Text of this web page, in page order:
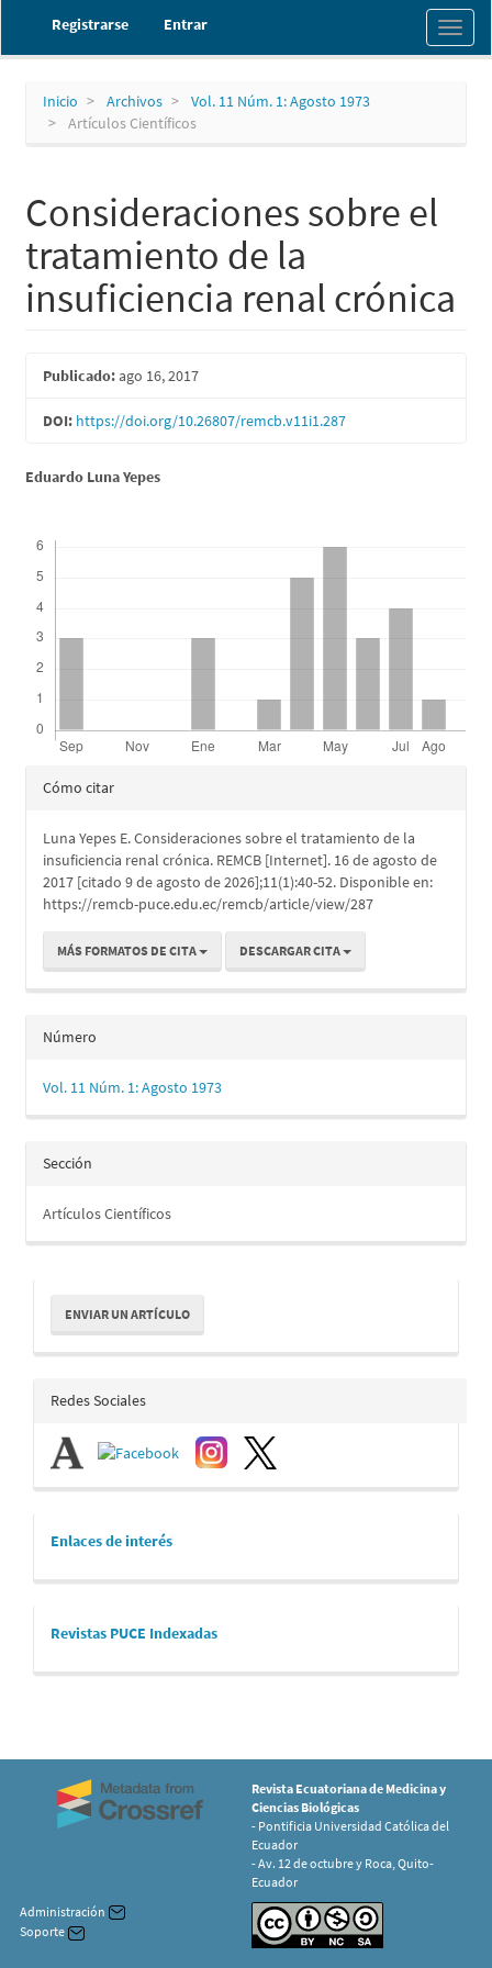
principal
Contenido
Barra
lateral
Registrarse Entrar
Toggle
Inicio Archivos
Vol. 11 Núm. 1: Agosto 1973
Artículos Científicos
Consideraciones sobre el
tratamiento de la
insuficiencia renal crónica
Barra
lateral
artículo
Publicado:ago 16, 2017
DOI: https://doi.org/10.26807/remcb.v11i1.287
Contenido
del
artículo
Eduardo Luna Yepes
Detalles
artículo
Cómo citar
Luna Yepes E. Consideraciones sobre el tratamiento de la
insuficiencia renal crónica. REMCB [Internet]. 16 de agosto de
2017 [citado 9 de agosto de 2026];11(1):40-52. Disponible en:
https://remcb-puce.edu.ec/remcb/article/view/287
MÁS FORMATOS DE CITA DESCARGAR CITA
Número
Vol. 11 Núm. 1: Agosto 1973
Sección
Artículos Científicos
Enviar
un
artículo
ENVIAR UN ARTÍCULO
redes_sociales
Redes Sociales
links
Enlaces de interés
revistaspuce
Revistas PUCE Indexadas
Revista Ecuatoriana de Medicina y
Ciencias Biológicas
- Pontificia Universidad Católica del
Ecuador
- Av. 12 de octubre y Roca, Quito-
Ecuador
Administración
Soporte